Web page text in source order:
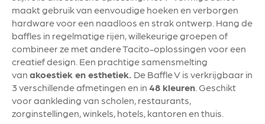
maakt gebruik van eenvoudige hoeken en verborgen
hardware voor een naadloos en strak ontwerp. Hang de
baffles in regelmatige rijen, willekeurige groepen of
combineer ze met andere Tacito-oplossingen voor een
creatief design. Een prachtige samensmelting
van akoestiek en esthetiek. De Baffle V is verkrijgbaar in
3 verschillende afmetingen en in 48 kleuren . Geschikt
voor aankleding van scholen, restaurants,
zorginstellingen, winkels, hotels, kantoren en thuis.